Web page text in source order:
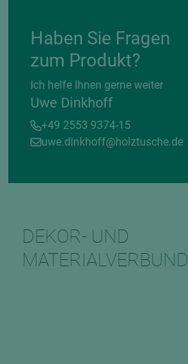
Haben Sie Fragen
zum Produkt?
Ich helfe Ihnen gerne weiter
Uwe Dinkhoff
+49 2553 9374-15
uwe.dinkhoff@holztusche.de
DEKOR- UND
MATERIALVERBUND